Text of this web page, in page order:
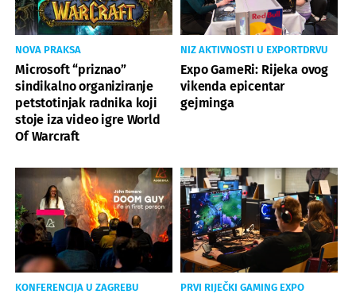
NOVA PRAKSA
Microsoft “priznao”
sindikalno organiziranje
petstotinjak radnika koji
stoje iza video igre World
Of Warcraft
NIZ AKTIVNOSTI U EXPORTDRVU
Expo GameRi: Rijeka ovog
vikenda epicentar
gejminga
KONFERENCIJA U ZAGREBU PRVI RIJEČKI GAMING EXPO